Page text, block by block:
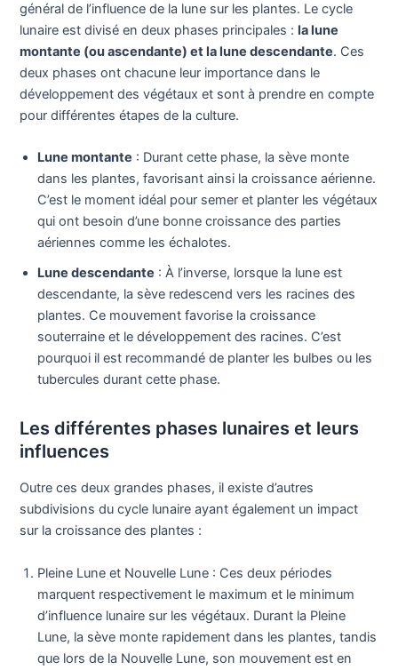
général de l’influence de la lune sur les plantes. Le cycle
lunaire est divisé en deux phases principales :la lune
montante (ou ascendante) et la lune descendante. Ces
deux phases ont chacune leur importance dans le
développement des végétaux et sont à prendre en compte
pour différentes étapes de la culture.
Lune montante : Durant cette phase, la sève monte
dans les plantes, favorisant ainsi la croissance aérienne.
C’est le moment idéal pour semer et planter les végétaux
qui ont besoin d’une bonne croissance des parties
aériennes comme les échalotes.
Lune descendante : À l’inverse, lorsque la lune est
descendante, la sève redescend vers les racines des
plantes. Ce mouvement favorise la croissance
souterraine et le développement des racines. C’est
pourquoi il est recommandé de planter les bulbes ou les
tubercules durant cette phase.
Les différentes phases lunaires et leurs
influences
Outre ces deux grandes phases, il existe d’autres
subdivisions du cycle lunaire ayant également un impact
sur la croissance des plantes :
Pleine Lune et Nouvelle Lune : Ces deux périodes
marquent respectivement le maximum et le minimum
d’influence lunaire sur les végétaux. Durant la Pleine
Lune, la sève monte rapidement dans les plantes, tandis
que lors de la Nouvelle Lune, son mouvement est en